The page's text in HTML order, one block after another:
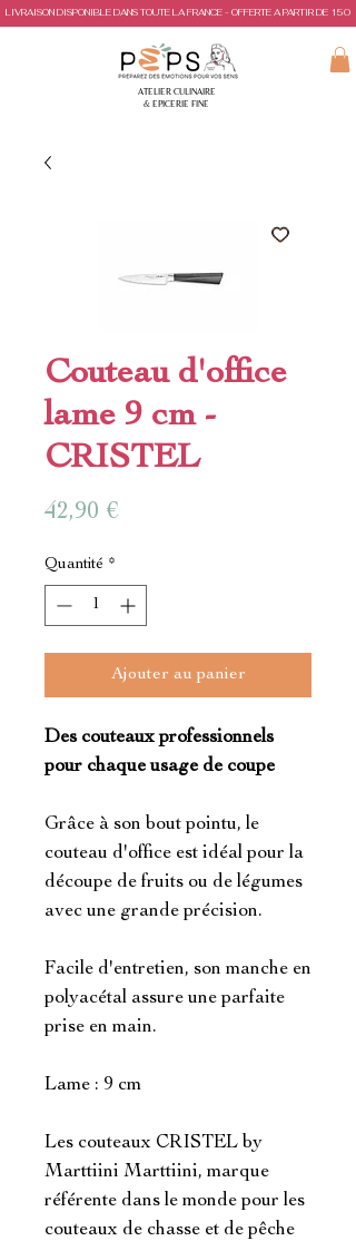
LIVRAISON DISPONIBLE DANS TOUTE LA FRANCE - OFFERTE A PARTIR DE 150€
ATELIER CULINAIRE
& EPICERIE FINE
Couteau d'office
lame 9 cm -
CRISTEL
42,90 €Prix
Quantité *
Ajouter au panier
Des couteaux professionnels
pour chaque usage de coupe
Grâce à son bout pointu, le
couteau d'office est idéal pour la
découpe de fruits ou de légumes
avec une grande précision.
Facile d'entretien, son manche en
polyacétal assure une parfaite
prise en main.
Lame : 9 cm
Les couteaux CRISTEL by
Marttiini Marttiini, marque
référente dans le monde pour les
couteaux de chasse et de pêche